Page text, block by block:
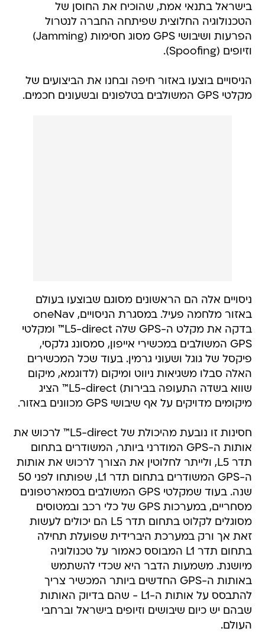
בישראל בתנאי אמת, שהוכיח את החוסן של
הטכנולוגיה החלוצית שפיתחה החברה לנטרול
הפרעות ושיבושי GPS מסוג חסימות (Jamming)
וזיופים (Spoofing).
הניסויים בוצעו באזור חיפה ובחנו את הביצועים של
מקלטי GPS המשולבים בטלפונים ובשעונים חכמים.
ניסויים אלה הם הראשונים מסוגם שבוצעו בעולם
באזור מלחמה פעיל. במסגרת הניסויים, oneNav
בדקה את מקלט ה-GPS שלה L5-direct™ ומקלטי
GPS המשולבים במכשירי אייפון, סמסונג גלקסי,
פיקסל של גוגל ושעוני גרמין. בעוד שכל המכשירים
האלה סבלו משגיאות ניווט ומיקום (לדוגמא, מיקום
שווא בשדה התעופה בבירות) L5-direct™ הציג
מיקומים מדויקים על אף שיבושי GPS מכוונים באזור.
חסינות זו נובעת מהיכולת של L5-direct™ לרכוש את
אותות ה-GPS המודרני ביותר, המשודרים בתחום
תדר L5, ולייתר לחלוטין את הצורך לרכוש את אותות
ה-GPS המשודרים בתחום תדר L1, שפותחו לפני 50
שנה. בעוד שמקלטי GPS המשולבים בסמארטפונים
מסחריים, במערכות GPS של כלי רכב ובמטוסים
מסוגלים לקלוט בתחום תדר L5 הם יכולים לעשות
זאת אך ורק במערכת היברידית שפועלת תחילה
בתחום תדר L1 המבוסס כאמור על טכנולוגיה
מיושנת. משמעות הדבר היא שכדי להשתמש
באותות ה-GPS החדשים ביותר המכשיר צריך
להתבסס על אותות ה-L1 - שהם בדיוק האותות
שבהם יש כיום שיבושים וזיופים בישראל וברחבי
העולם.